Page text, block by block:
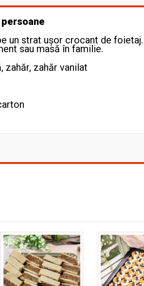
un strat ușor crocant de
sau masă în familie.
zahăr, zahăr vanilat